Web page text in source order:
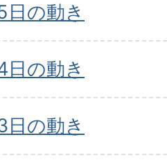
の動き
の動き
の動き